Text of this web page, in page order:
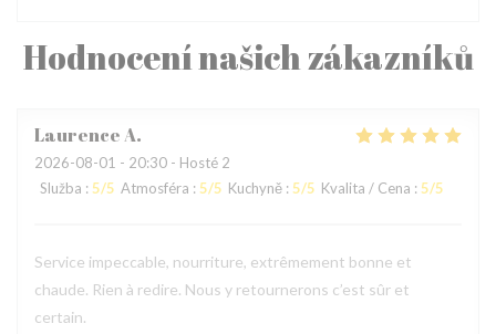
Hodnocení našich zákazníků
LaurenceA
2026-08-01 - 20:30 - Hosté 2
Služba : 5/5 Atmosféra : 5/5 Kuchyně : 5/5 Kvalita / Cena : 5/5
Service impeccable, nourriture, extrêmement bonne et
chaude. Rien à redire. Nous y retournerons c’est sûr et
certain.